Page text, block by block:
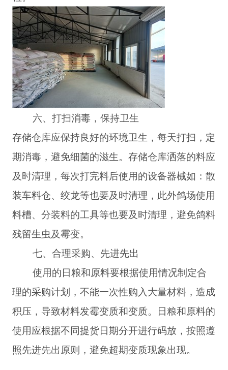
六、打扫消毒，保持卫生
存储仓库应保持良好的环境卫生，每天打扫，定
期消毒，避免细菌的滋生。存储仓库洒落的料应
及时清理，每次打完料后使用的设备器械如：散
装车料仓、绞龙等也要及时清理，此外鸽场使用
料槽、分装料的工具等也要及时清理，避免鸽料
残留生虫及霉变。
七、合理采购、先进先出
使用的日粮和原料要根据使用情况制定合
理的采购计划，不能一次性购入大量材料，造成
积压，导致材料发霉变质和变质。日粮和原料的
使用应根据不同提货日期分开进行码放，按照遵
照先进先出原则，避免超期变质现象出现。